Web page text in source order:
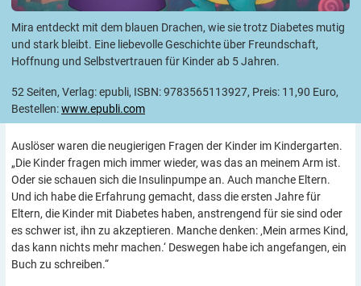
Mira entdeckt mit dem blauen Drachen, wie sie trotz Diabetes mutig
und stark bleibt. Eine liebevolle Geschichte über Freundschaft,
Hoffnung und Selbstvertrauen für Kinder ab 5 Jahren.
52 Seiten, Verlag: epubli, ISBN: 9783565113927, Preis: 11,90 Euro,
Bestellen:www.epubli.com
Auslöser waren die neugierigen Fragen der Kinder im Kindergarten.
„Die Kinder fragen mich immer wieder, was das an meinem Arm ist.
Oder sie schauen sich die Insulinpumpe an. Auch manche Eltern.
Und ich habe die Erfahrung gemacht, dass die ersten Jahre für
Eltern, die Kinder mit Diabetes haben, anstrengend für sie sind oder
es schwer ist, ihn zu akzeptieren. Manche denken: ‚Mein armes Kind,
das kann nichts mehr machen.‘ Deswegen habe ich angefangen, ein
Buch zu schreiben.“